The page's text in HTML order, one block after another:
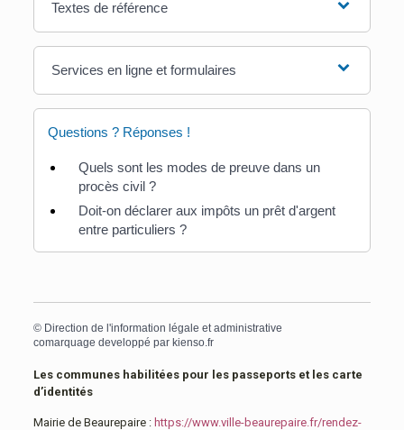
Textes de référence
Services en ligne et formulaires
Questions ? Réponses !
Quels sont les modes de preuve dans un
procès civil ?
Doit-on déclarer aux impôts un prêt d'argent
entre particuliers ?
© Direction de l'information légale et administrative
comarquage developpé par kienso.fr
Les communes habilitées pour les passeports et les carte
d’identités
Mairie de Beaurepaire : https://www.ville-beaurepaire.fr/rendez-